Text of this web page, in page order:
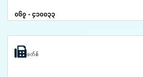
၀၆၇ - ၄၁၀၀၃၃
ဖက်စ်